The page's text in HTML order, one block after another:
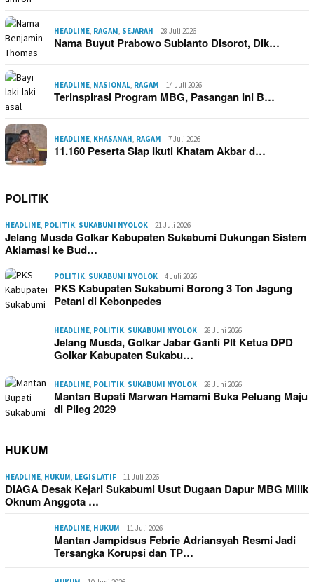
HEADLINE, RAGAM, SEJARAH 28 Juli 2026
Nama Buyut Prabowo Subianto Disorot, Dik…
HEADLINE, NASIONAL, RAGAM 14 Juli 2026
Terinspirasi Program MBG, Pasangan Ini B…
HEADLINE, KHASANAH, RAGAM 7 Juli 2026
11.160 Peserta Siap Ikuti Khatam Akbar d…
POLITIK
HEADLINE, POLITIK, SUKABUMI NYOLOK 21 Juli 2026
Jelang Musda Golkar Kabupaten Sukabumi Dukungan Sistem
Aklamasi ke Bud…
POLITIK, SUKABUMI NYOLOK 4 Juli 2026
PKS Kabupaten Sukabumi Borong 3 Ton Jagung
Petani di Kebonpedes
HEADLINE, POLITIK, SUKABUMI NYOLOK 28 Juni 2026
Jelang Musda, Golkar Jabar Ganti Plt Ketua DPD
Golkar Kabupaten Sukabu…
HEADLINE, POLITIK, SUKABUMI NYOLOK 28 Juni 2026
Mantan Bupati Marwan Hamami Buka Peluang Maju
di Pileg 2029
HUKUM
HEADLINE, HUKUM, LEGISLATIF 11 Juli 2026
DIAGA Desak Kejari Sukabumi Usut Dugaan Dapur MBG Milik
Oknum Anggota …
HEADLINE, HUKUM 11 Juli 2026
Mantan Jampidsus Febrie Adriansyah Resmi Jadi
Tersangka Korupsi dan TP…